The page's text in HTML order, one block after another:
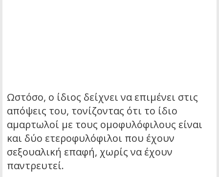
Ωστόσο, ο ίδιος δείχνει να επιμένει στις
απόψεις του, τονίζοντας ότι το ίδιο
αμαρτωλοί με τους ομοφυλόφιλους είναι
και δύο ετεροφυλόφιλοι που έχουν
σεξουαλική επαφή, χωρίς να έχουν
παντρευτεί.